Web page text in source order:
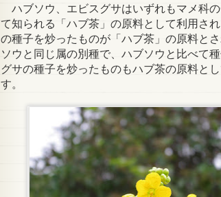
ハブソウ、エビスグサはいずれもマメ科
て知られる「ハブ茶」の原料として利用さ
の種子を炒ったものが「ハブ茶」の原料と
ソウと同じ属の別種で、ハブソウと比べて
グサの種子を炒ったものもハブ茶の原料と
す。